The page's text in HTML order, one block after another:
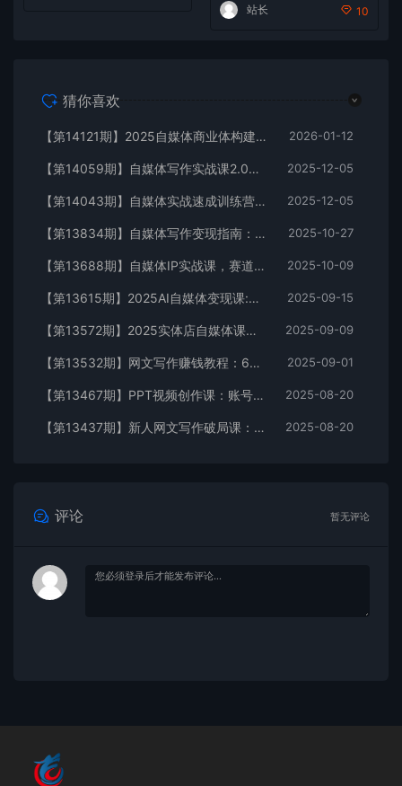
站长 10
猜你喜欢
【第14121期】2025自媒体商业体构建大课-第5期，流量思维+内容体系+变现闭环，打造个人可持续生意 2026-01-12
【第14059期】自媒体写作实战课2.0，爆款标题、内容结构、IP打造，半年复制30万粉月入10万+ 2025-12-05
【第14043期】自媒体实战速成训练营：建立完整的运营思维，突破内容创作与流量转化瓶颈 2025-12-05
【第13834期】自媒体写作变现指南：选题5法+拆文6步+数据优化，单篇收益2243元秘籍 2025-10-27
【第13688期】自媒体IP实战课，赛道选择、爆款选题、文案写作，半年10万粉+六位数变现 2025-10-09
【第13615期】2025AI自媒体变现课:文案生成/视频制作/数字人/涨粉/选品/橱窗+商单月入3w 2025-09-15
【第13572期】2025实体店自媒体课：团购运营+流量变现全流程，实现月均订单过万 2025-09-09
【第13532期】网文写作赚钱教程：6大模块+17本火书+98个真实例子 从入门到精通实战方法 2025-09-01
【第13467期】PPT视频创作课：账号运营/爆款选题/AI写稿，0基础掌握自媒体全流程方法论 2025-08-20
【第13437期】新人网文写作破局课：快速掌握可复制的网文创作方法论，实现写作创收 2025-08-20
评论 暂无评论